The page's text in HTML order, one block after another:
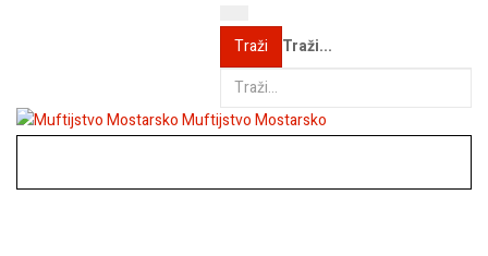
Traži Traži...
Muftijstvo Mostarsko